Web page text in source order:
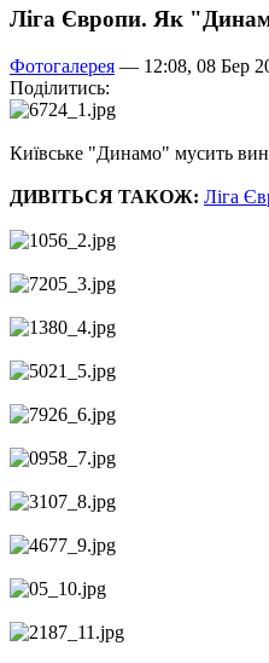
Ліга Європи. Як
Фотогалерея — 12:08, 08 Бер
Поділитись:
Київське "Динамо" мусить
ДИВІТЬСЯ ТАКОЖ: Ліга